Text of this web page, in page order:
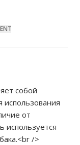
собой
от
используется
/>